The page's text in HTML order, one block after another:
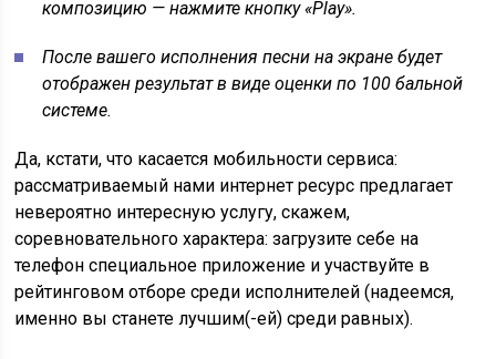
композицию — нажмите кнопку «Play».
После вашего исполнения песни на экране будет
отображен результат в виде оценки по 100 бальной
системе.
Да, кстати, что касается мобильности сервиса:
рассматриваемый нами интернет ресурс предлагает
невероятно интересную услугу, скажем,
соревновательного характера: загрузите себе на
телефон специальное приложение и участвуйте в
рейтинговом отборе среди исполнителей (надеемся,
именно вы станете лучшим(-ей) среди равных).